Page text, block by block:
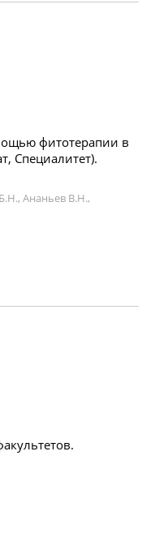
фитотерапии в
Специалитет).
Ананьев В.Н.,